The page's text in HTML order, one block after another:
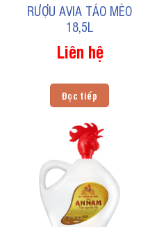
RƯỢU AVIA TÁO MÈO
18,5L
Liên hệ
Đọc tiếp